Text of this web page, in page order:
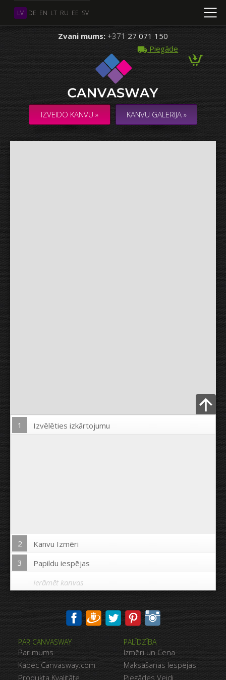
LV DE EN LT RU EE SV
Zvani mums: +371 27 071 150
Piegāde
IZVEIDO KANVU » KANVU GALERIJA »
Ielādēt Foto
1 Izvēlēties izkārtojumu
2
Kanvu Izmēri
3
Papildu iespējas
Drukāt uz kanvas malām:
Nē
Attālums starp bildēm:
Ierāmēt kanvas
Vairāki Foto
KOLĀŽA / KOMPOZĪCIJA no vairākiem Foto
PAR CANVASWAY
Par mums
Kāpēc Canvasway.com
Produkta Kvalitāte
PALĪDZĪBA
Izmēri un Cena
Maksāšanas Iespējas
Piegādes Veidi